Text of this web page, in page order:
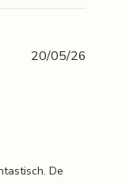
De
20/05/26